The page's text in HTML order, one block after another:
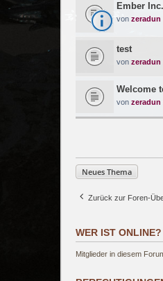
Ember
von zeradun
test
von zeradun
Welcome
von zeradun
Neues Thema
Zurück zur Foren-
WER IST ONLINE?
Mitglieder in diesem